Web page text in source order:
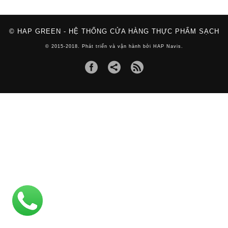
© HAP GREEN - HỆ THỐNG CỬA HÀNG THỰC PHẨM SẠCH
© 2015-2018. Phát triển và vận hành bởi HAP Navis.